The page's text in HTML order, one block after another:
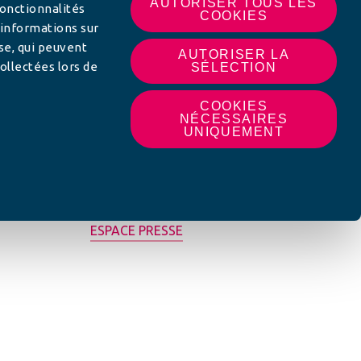
sur
qui peuvent
lors de
AUTORISER TOUS LES
COOKIES
AUTORISER LA
SÉLECTION
COOKIES
NÉCESSAIRES
UNIQUEMENT
ESPACE PRESSE